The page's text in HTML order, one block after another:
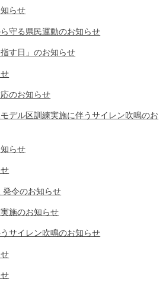
らせ
守る県民運動のお知らせ
す日」のお知らせ
のお知らせ
デル区訓練実施に伴うサイレン吹鳴のお
らせ
発令のお知らせ
施のお知らせ
サイレン吹鳴のお知らせ